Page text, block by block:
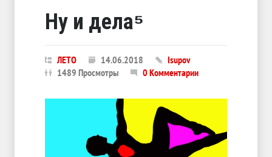
Ну и дела⁵
ЛЕТО 14.06.2018
Isupov
1489 Просмотры
0 Комментарии